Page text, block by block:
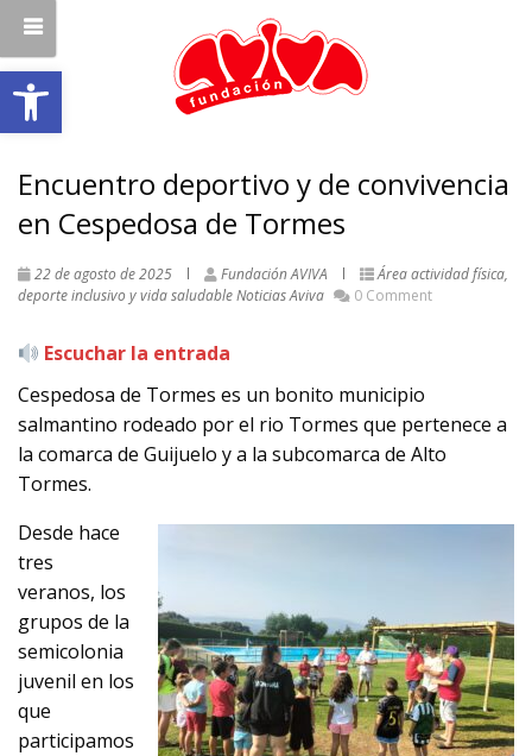
Abrir barra de herramientas
Encuentro deportivo y de convivencia
en Cespedosa de Tormes
22 de agosto de 2025 Fundación AVIVA
Área actividad física,
deporte inclusivo y vida saludableNoticias Aviva 0 Comment
Escuchar la entrada
Cespedosa de Tormes es un bonito municipio
salmantino rodeado por el rio Tormes que pertenece a
la comarca de Guijuelo y a la subcomarca de Alto
Tormes.
Desde hace
tres
veranos, los
grupos de la
semicolonia
juvenil en los
que
participamos